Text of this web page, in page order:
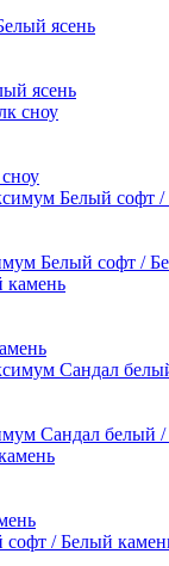
ясень
Белый софт /
Сандал белый